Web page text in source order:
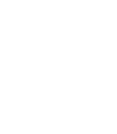
0 оценок